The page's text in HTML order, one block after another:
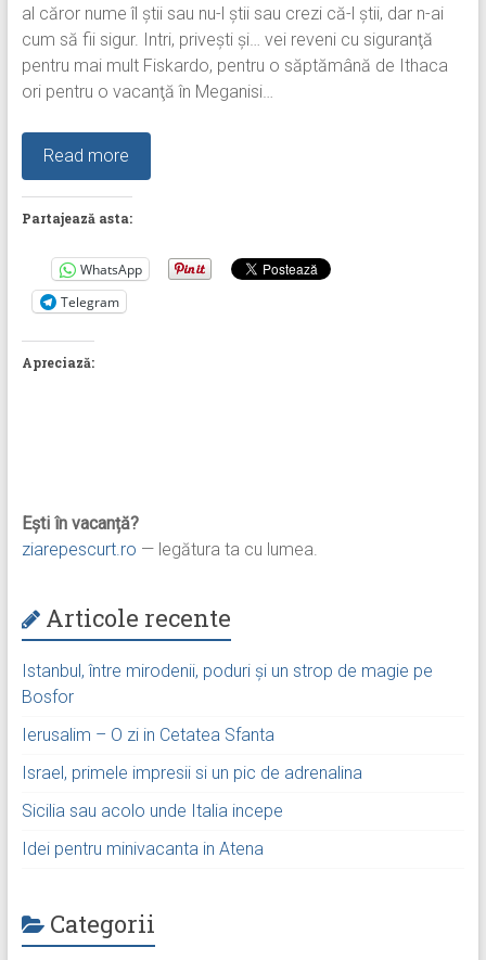
al căror nume îl ştii sau nu-l ştii sau crezi că-l ştii, dar n-ai
cum să fii sigur. Intri, priveşti şi… vei reveni cu siguranţă
pentru mai mult Fiskardo, pentru o săptămână de Ithaca
ori pentru o vacanţă în Meganisi…
Read more
Partajează asta:
WhatsApp
Telegram
Apreciază:
Ești în vacanță?
ziarepescurt.ro — legătura ta cu lumea.
Articole recente
Istanbul, între mirodenii, poduri și un strop de magie pe
Bosfor
Ierusalim – O zi in Cetatea Sfanta
Israel, primele impresii si un pic de adrenalina
Sicilia sau acolo unde Italia incepe
Idei pentru minivacanta in Atena
Categorii